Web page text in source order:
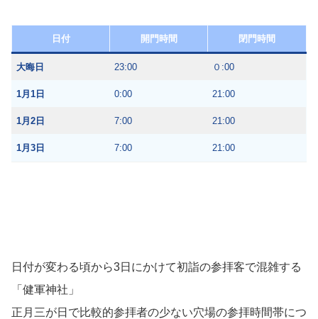
日付 開門時間 閉門時間
大晦日 23:00 ０:00
1月1日 0:00 21:00
1月2日 7:00 21:00
1月3日 7:00 21:00
日付が変わる頃から3日にかけて初詣の参拝客で混雑する
「健軍神社」
正月三が日で比較的参拝者の少ない穴場の参拝時間帯につ